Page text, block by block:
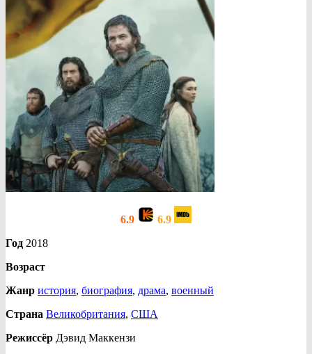
6.9
6.9
Год 2018
Возраст
Жанр история, биография, драма, военный
Страна Великобритания, США
Режиссёр Дэвид Маккензи